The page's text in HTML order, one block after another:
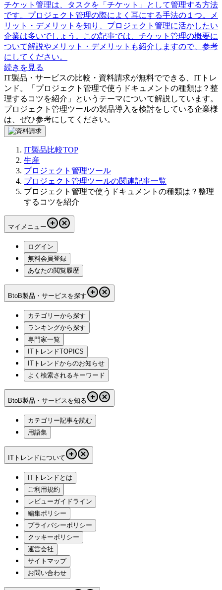
チケット管理は、タスクを「チケット」として管理する方法
です。プロジェクト管理の際によく耳にする手法の１つ。メ
リット・デメリットを知り、プロジェクト管理に活かしたい
企業は多いでしょう。この記事では、チケット管理の概要に
ついて解説やメリット・デメリットも紹介しますので、参考
にしてください。
続きを見る
IT製品・サービスの比較・資料請求が無料でできる、ITトレ
ンド。「 プロジェクト管理で使うドキュメントの種類は？整
理するコツを紹介 」というテーマについて解説しています。
プロジェクト管理ツールの製品導入を検討をしている企業様
は、ぜひ参考にしてください。
IT製品比較TOP
生産
プロジェクト管理ツール
プロジェクト管理ツールの関連記事一覧
プロジェクト管理で使うドキュメントの種類は？整理
するコツを紹介
マイメニュー
ログイン
無料会員登録
あなたの閲覧履歴
BtoB製品・サービスを探す
カテゴリーから探す
ランキングから探す
専門家一覧
ITトレンドTOPICS
ITトレンドからのお知らせ
よく検索されるキーワード
BtoB製品・サービスを知る
カテゴリー記事を読む
用語集
ITトレンドについて
ITトレンドとは
ご利用規約
レビューガイドライン
編集ポリシー
プライバシーポリシー
クッキーポリシー
運営会社
サイトマップ
お問い合わせ